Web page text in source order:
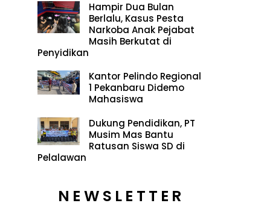
Hampir Dua Bulan
Berlalu, Kasus Pesta
Narkoba Anak Pejabat
Masih Berkutat di
Penyidikan
Kantor Pelindo Regional
1 Pekanbaru Didemo
Mahasiswa
Dukung Pendidikan, PT
Musim Mas Bantu
Ratusan Siswa SD di
Pelalawan
NEWSLETTER